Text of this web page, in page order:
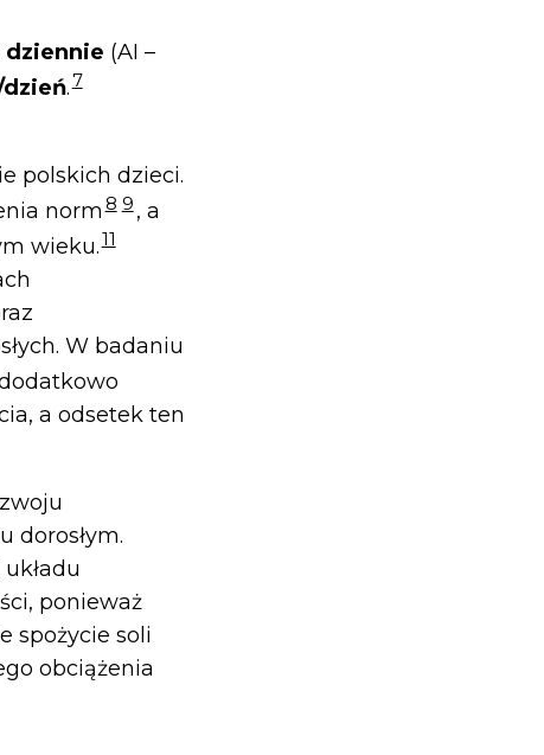
dziennie (AI –
.7
polskich dzieci.
norm 8 9 , a
wieku.11
W badaniu
a odsetek ten
dorosłym.
ponieważ
spożycie soli
obciążenia